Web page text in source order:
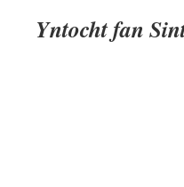
Yntocht fan